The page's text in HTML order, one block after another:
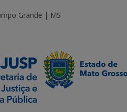
Grande | MS